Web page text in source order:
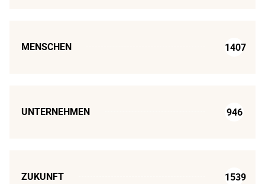
MENSCHEN 1407
UNTERNEHMEN 946
ZUKUNFT 1539